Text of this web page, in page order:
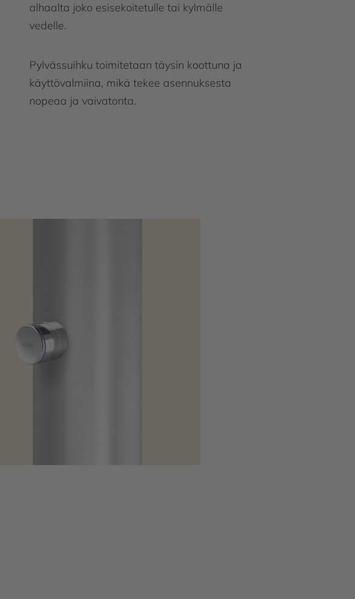
alhaalta joko esisekoitetulle tai kylmälle
vedelle.
Pylvässuihku toimitetaan täysin koottuna ja
käyttövalmiina, mikä tekee asennuksesta
nopeaa ja vaivatonta.